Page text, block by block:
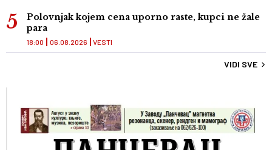
Polovnjak kojem cena uporno raste, kupci ne žale
para
VESTI
18:00 06.08.2026
VIDI SVE